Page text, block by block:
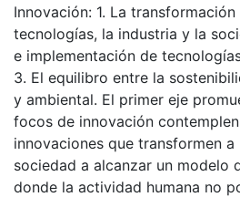
Innovación: 1. La
tecnologías, la industria y la
e implementación de
3. El equilibro entre la
y ambiental. El primer eje
focos de innovación
innovaciones que transformen
sociedad a alcanzar un modelo
donde la actividad humana no